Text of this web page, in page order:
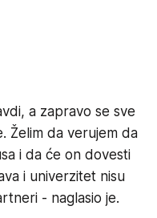
a zapravo se sve
Želim da verujem da
i da će on dovesti
i univerzitet nisu
- naglasio je.